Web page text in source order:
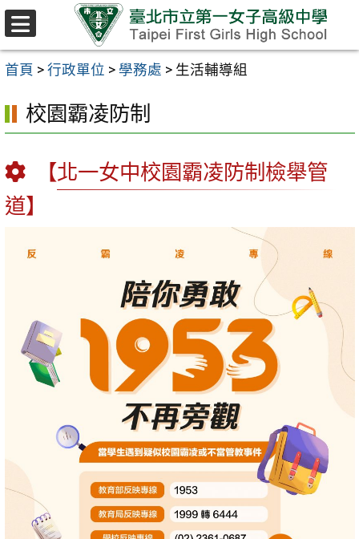
跳至主要內容區
首頁 > 行政單位 > 學務處 > 生活輔導組
校園霸凌防制
【北一女中校園霸凌防制檢舉管
道】
選
單